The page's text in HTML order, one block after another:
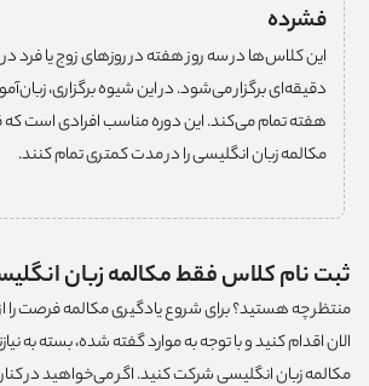
فشرده
این کلاس‌ها در سه روز هفته در روزهای زوج یا فرد
دقیقه‌ای برگزار می‌شود. در این شیوه برگزاری،
هفته تمام می‌کند. این دوره مناسب افرادی است که
مکالمه زبان انگلیسی را در مدت کمتری تمام کنند.
ثبت نام کلاس فقط مکالمه زبان
منتظر چه هستید؟ برای شروع یادگیری مکالمه فرصت
الان اقدام کنید و با توجه به موارد گفته شده، بسته به
مکالمه زبان انگلیسی شرکت کنید. اگر می‌خواهید در